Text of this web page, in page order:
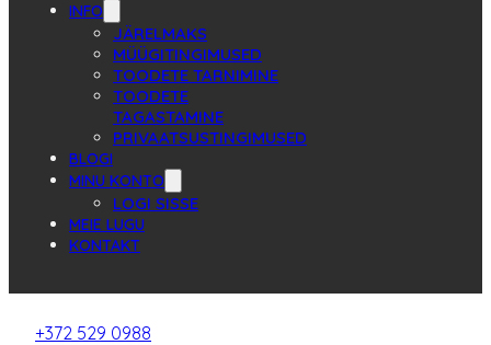
INFO
JÄRELMAKS
MÜÜGITINGIMUSED
TOODETE TARNIMINE
TOODETE
TAGASTAMINE
PRIVAATSUSTINGIMUSED
BLOGI
MINU KONTO
LOGI SISSE
MEIE LUGU
KONTAKT
+372 529 0988